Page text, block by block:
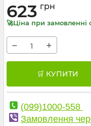
623 грн
🚀Ціна при замовленні
− +
🛒 КУПИТИ
(099)1000-558
Замовлення